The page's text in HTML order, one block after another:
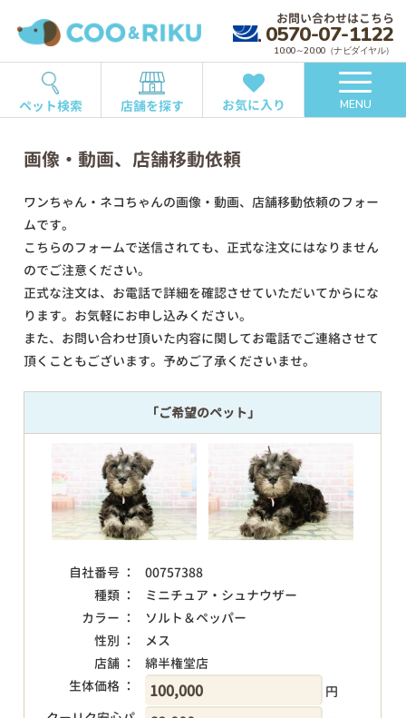
お問い合わせはこちら
0570-07-1122
10:00～20:00（ナビダイヤル）
ペット検索 店舗を探す お気に入り MENU
画像・動画、店舗移動依頼
ワンちゃん・ネコちゃんの画像・動画、店舗移動依頼のフォー
ムです。
こちらのフォームで送信されても、正式な注文にはなりません
のでご注意ください。
正式な注文は、お電話で詳細を確認させていただいてからにな
ります。お気軽にお申し込みください。
また、お問い合わせ頂いた内容に関してお電話でご連絡させて
頂くこともございます。予めご了承くださいませ。
「ご希望のペット」
自社番号 ：
00757388
種類 ：
ミニチュア・シュナウザー
カラー ：
ソルト＆ペッパー
性別 ：
メス
店舗 ：
綿半権堂店
生体価格 ：
円